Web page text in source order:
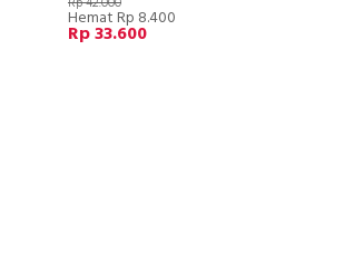
Hemat Rp 8.400
Rp 33.600